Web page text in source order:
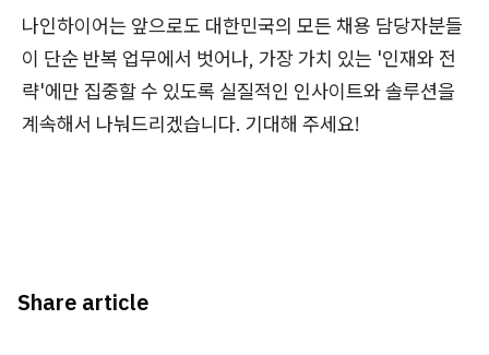
나인하이어는 앞으로도 대한민국의 모든 채용 담당자분들
이 단순 반복 업무에서 벗어나, 가장 가치 있는 '인재와 전
략'에만 집중할 수 있도록 실질적인 인사이트와 솔루션을
계속해서 나눠드리겠습니다. 기대해 주세요!
Share article